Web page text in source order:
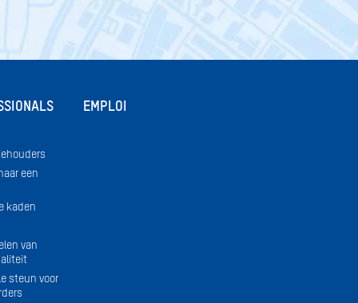
een
kaden
van
steun voor
EMPLOI